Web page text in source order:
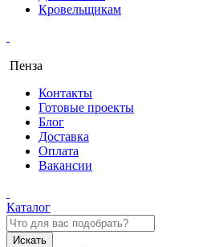
Кровельщикам
Пенза
Контакты
Готовые проекты
Блог
Доставка
Оплата
Вакансии
Каталог
Искать